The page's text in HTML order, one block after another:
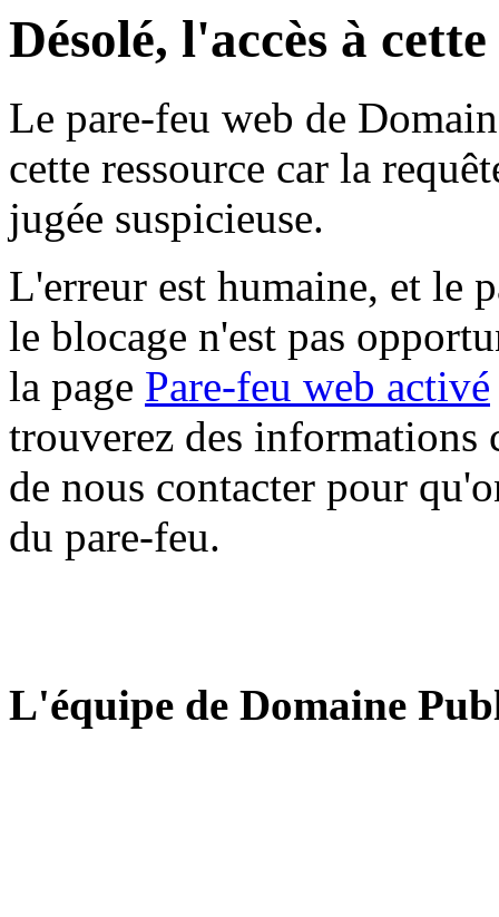
Désolé, l'accès à
Le pare-feu web de
cette ressource car la
jugée suspicieuse.
L'erreur est humaine, et le
le blocage n'est pas
la page Pare-feu web activé
trouverez des informations
de nous contacter pour
du pare-feu.
L'équipe de Domaine